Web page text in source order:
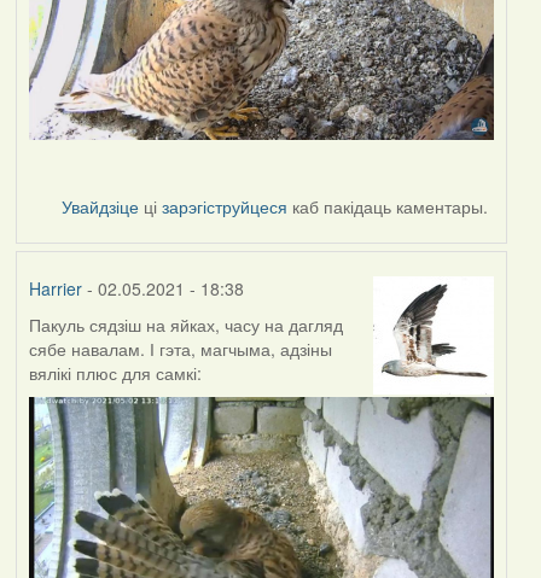
Увайдзіце цізарэгіструйцеся каб пакідаць каментары.
Harrier- 02.05.2021 - 18:38
Пакуль сядзіш на яйках, часу на дагляд
сябе навалам. І гэта, магчыма, адзіны
вялікі плюс для самкі: